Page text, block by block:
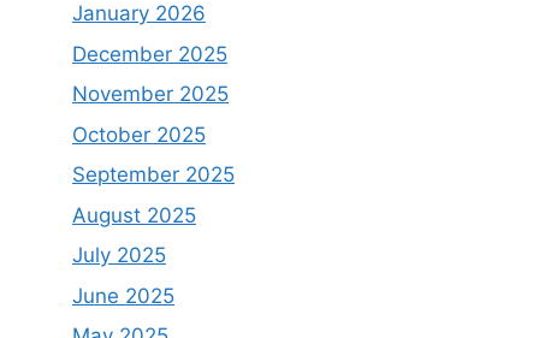
January 2026
December 2025
November 2025
October 2025
September 2025
August 2025
July 2025
June 2025